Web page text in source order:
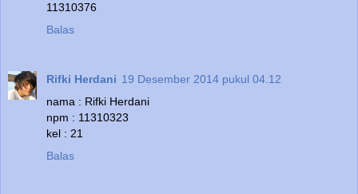
11310376
Balas
Rifki Herdani 19 Desember 2014 pukul 04.12
nama : Rifki Herdani
npm : 11310323
kel : 21
Balas